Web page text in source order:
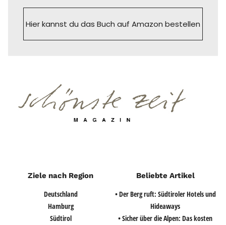
Hier kannst du das Buch auf Amazon bestellen
Ziele nach Region
Deutschland
Hamburg
Südtirol
Beliebte Artikel
• Der Berg ruft: Südtiroler Hotels und
Hideaways
• Sicher über die Alpen: Das kosten